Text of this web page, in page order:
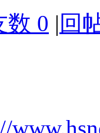
数 0 | 回